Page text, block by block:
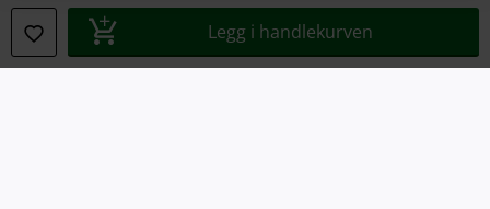
Legg i handlekurven
Avfallshåndtering og miljøbeskyttelse
Samsvarserklæring